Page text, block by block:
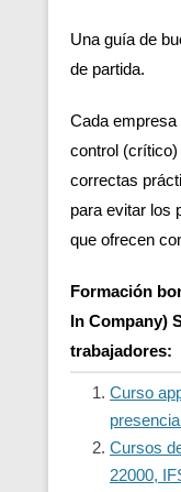
Una guía de
de partida.
Cada
control
correctas
para evitar los
que ofrecen
Formación
In Company)
trabajadores:
Curso
Cursos
22000,